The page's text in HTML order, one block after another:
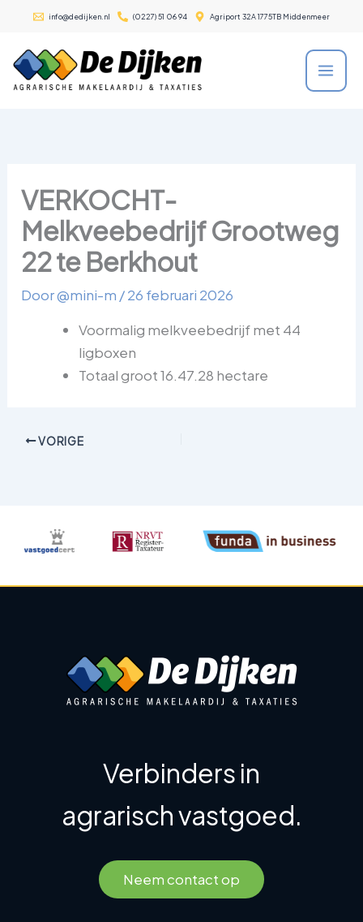
de
inhoud
info@dedijken.nl (0227) 51 06 94 Agriport 32A 1775TB Middenmeer
VERKOCHT-
Melkveebedrijf Grootweg
22 te Berkhout
Door@mini-m /26 februari 2026
Voormalig melkveebedrijf met 44
ligboxen
Totaal groot 16.47.28 hectare
VORIGE
Verbinders in
agrarisch vastgoed.
Neem contact op